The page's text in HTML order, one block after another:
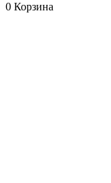
0 Корзина